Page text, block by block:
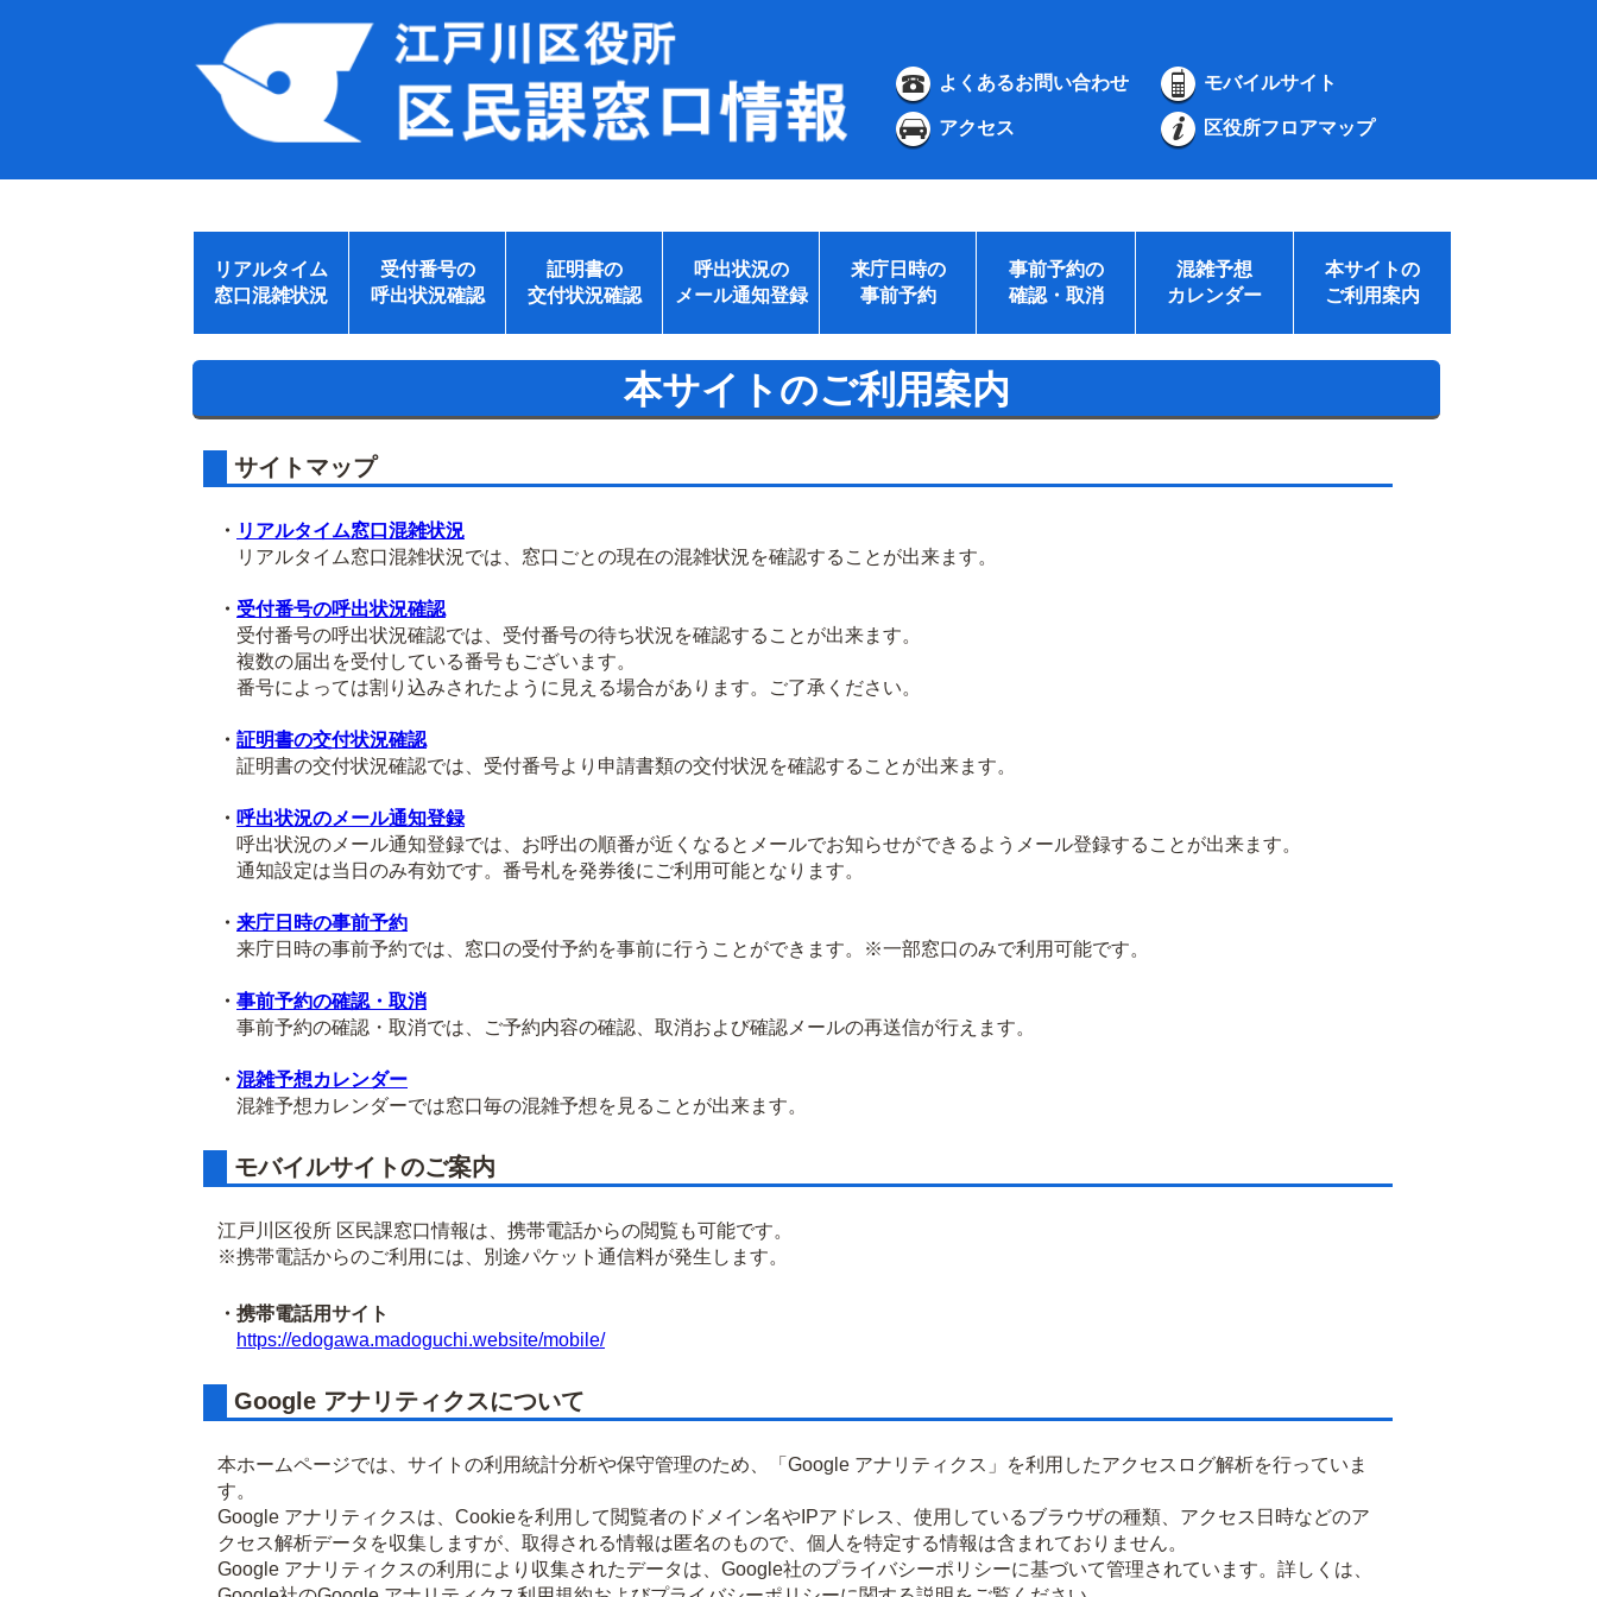
よくあるお問い合わせ モバイルサイト
アクセス 区役所フロアマップ
リアルタイム
窓口混雑状況
受付番号の
呼出状況確認
証明書の
交付状況確認
呼出状況の
メール通知登録
来庁日時の
事前予約
事前予約の
確認・取消
混雑予想
カレンダー
本サイトの
ご利用案内
本サイトのご利用案内
サイトマップ
・ リアルタイム窓口混雑状況
リアルタイム窓口混雑状況では、窓口ごとの現在の混雑状況を確認することが出来ます。
・ 受付番号の呼出状況確認
受付番号の呼出状況確認では、受付番号の待ち状況を確認することが出来ます。
複数の届出を受付している番号もございます。
番号によっては割り込みされたように見える場合があります。ご了承ください。
・ 証明書の交付状況確認
証明書の交付状況確認では、受付番号より申請書類の交付状況を確認することが出来ます。
・ 呼出状況のメール通知登録
呼出状況のメール通知登録では、お呼出の順番が近くなるとメールでお知らせができるようメール登録することが出来ます。
通知設定は当日のみ有効です。番号札を発券後にご利用可能となります。
・ 来庁日時の事前予約
来庁日時の事前予約では、窓口の受付予約を事前に行うことができます。※一部窓口のみで利用可能です。
・ 事前予約の確認・取消
事前予約の確認・取消では、ご予約内容の確認、取消および確認メールの再送信が行えます。
・ 混雑予想カレンダー
混雑予想カレンダーでは窓口毎の混雑予想を見ることが出来ます。
モバイルサイトのご案内
江戸川区役所 区民課窓口情報は、携帯電話からの閲覧も可能です。
※携帯電話からのご利用には、別途パケット通信料が発生します。
・携帯電話用サイト
https://edogawa.madoguchi.website/mobile/
Google アナリティクスについて
本ホームページでは、サイトの利用統計分析や保守管理のため、「Google アナリティクス」を利用したアクセスログ解析を行っていま
す。
Google アナリティクスは、Cookieを利用して閲覧者のドメイン名やIPアドレス、使用しているブラウザの種類、アクセス日時などのア
クセス解析データを収集しますが、取得される情報は匿名のもので、個人を特定する情報は含まれておりません。
Google アナリティクスの利用により収集されたデータは、Google社のプライバシーポリシーに基づいて管理されています。詳しくは、